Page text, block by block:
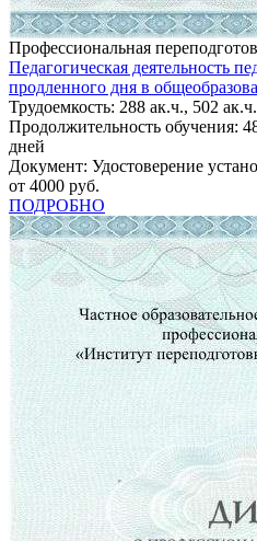
Профессиональная
Педагогическая деятельность
продленного дня в
Трудоемкость: 288 ак.ч., 502
Продолжительность обучения:
дней
Документ: Удостоверение
от 4000 руб.
ПОДРОБНО